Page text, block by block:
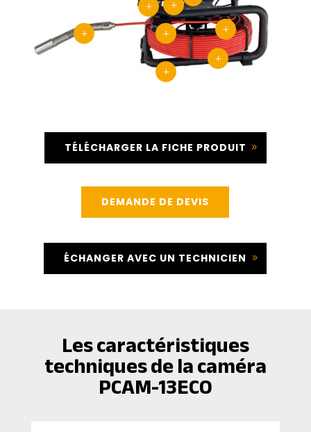
L
L L
L
L
L
L
TÉLÉCHARGER LA FICHE PRODUIT
DEMANDE DE DEVIS
ÉCHANGER AVEC UN TECHNICIEN
Les caractéristiques
techniques de la caméra
PCAM-13ECO